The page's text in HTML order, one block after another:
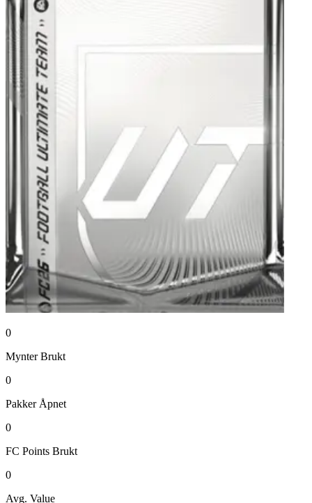
0
Mynter Brukt
0
Pakker Åpnet
0
FC Points Brukt
0
Avg. Value